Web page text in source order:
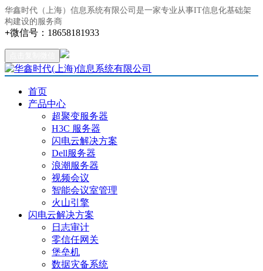
华鑫时代（上海）信息系统有限公司是一家专业从事IT信息化基础架
构建设的服务商
+微信号： 18658181933
首页
产品中心
超聚变服务器
H3C 服务器
闪电云解决方案
Dell服务器
浪潮服务器
视频会议
智能会议室管理
火山引擎
闪电云解决方案
日志审计
零信任网关
堡垒机
数据灾备系统